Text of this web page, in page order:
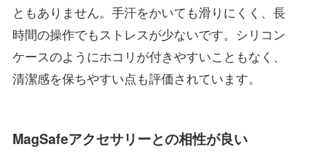
ともありません。手汗をかいても滑りにくく、長
時間の操作でもストレスが少ないです。シリコン
ケースのようにホコリが付きやすいこともなく、
清潔感を保ちやすい点も評価されています。
MagSafeアクセサリーとの相性が良い